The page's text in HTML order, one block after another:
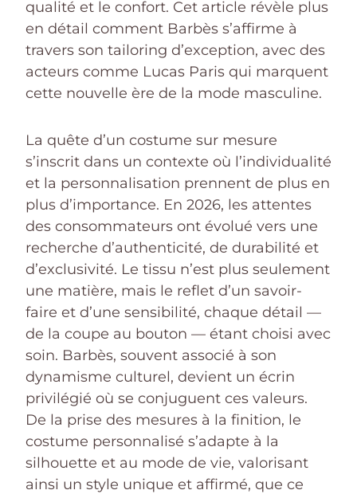
qualité et le confort. Cet article révèle plus
en détail comment Barbès s’affirme à
travers son tailoring d’exception, avec des
acteurs comme Lucas Paris qui marquent
cette nouvelle ère de la mode masculine.
La quête d’un costume sur mesure
s’inscrit dans un contexte où l’individualité
et la personnalisation prennent de plus en
plus d’importance. En 2026, les attentes
des consommateurs ont évolué vers une
recherche d’authenticité, de durabilité et
d’exclusivité. Le tissu n’est plus seulement
une matière, mais le reflet d’un savoir-
faire et d’une sensibilité, chaque détail —
de la coupe au bouton — étant choisi avec
soin. Barbès, souvent associé à son
dynamisme culturel, devient un écrin
privilégié où se conjuguent ces valeurs.
De la prise des mesures à la finition, le
costume personnalisé s’adapte à la
silhouette et au mode de vie, valorisant
ainsi un style unique et affirmé, que ce